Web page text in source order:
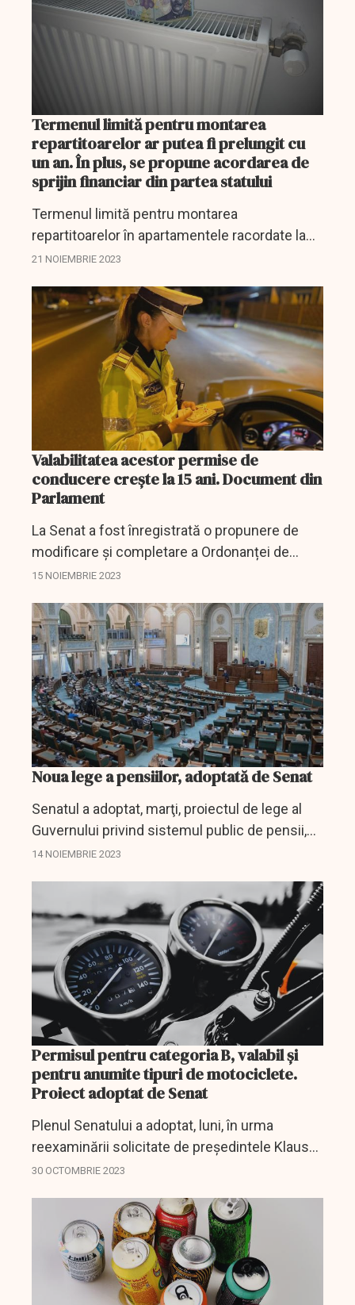
Termenul limită pentru montarea
repartitoarelor ar putea fi prelungit cu
un an. În plus, se propune acordarea de
sprijin financiar din partea statului
Termenul limită pentru montarea
repartitoarelor în apartamentele racordate la
sistemele centralizate de încălzire ar putea fi
21 NOIEMBRIE 2023
Valabilitatea acestor permise de
conducere crește la 15 ani. Document din
Parlament
La Senat a fost înregistrată o propunere de
modificare și completare a Ordonanței de
urgență a Guvernului privind circulația pe
15 NOIEMBRIE 2023
Noua lege a pensiilor, adoptată de Senat
Senatul a adoptat, marţi, proiectul de lege al
Guvernului privind sistemul public de pensii,
conform căruia pensiile celor peste 4,7
14 NOIEMBRIE 2023
Permisul pentru categoria B, valabil şi
pentru anumite tipuri de motociclete.
Proiect adoptat de Senat
Plenul Senatului a adoptat, luni, în urma
reexaminării solicitate de preşedintele Klaus
Iohannis, o lege prin care permisul de
valabil şi în cazul...
30 OCTOMBRIE 2023